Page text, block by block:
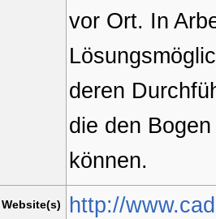
vor Ort. In
deren
die den
können.
Website(s) http://